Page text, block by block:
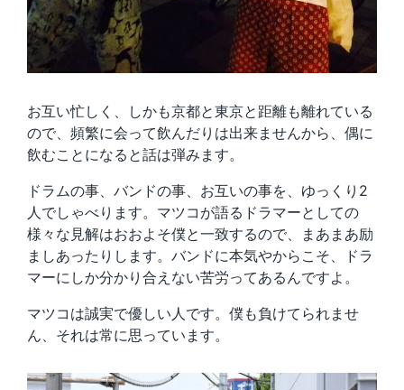
お互い忙しく、しかも京都と東京と距離も離れている
ので、頻繁に会って飲んだりは出来ませんから、偶に
飲むことになると話は弾みます。
ドラムの事、バンドの事、お互いの事を、ゆっくり2
人でしゃべります。マツコが語るドラマーとしての
様々な見解はおおよそ僕と一致するので、まあまあ励
ましあったりします。バンドに本気やからこそ、ドラ
マーにしか分かり合えない苦労ってあるんですよ。
マツコは誠実で優しい人です。僕も負けてられませ
ん、それは常に思っています。